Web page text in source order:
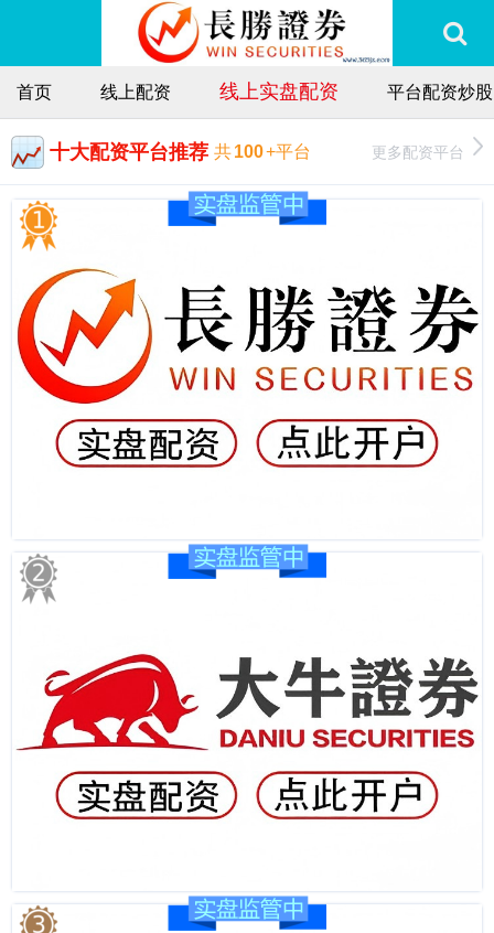
首页 线上配资 线上实盘配资 平台配资炒股
十大配资平台推荐 共100+平台 更多配资平台